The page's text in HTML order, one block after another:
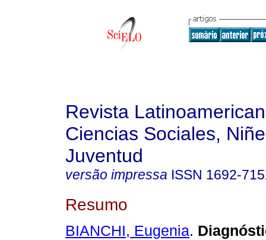
Revista
Ciencias Sociales,
Juventud
versão impressa ISSN 1692-
Resumo
BIANCHI, Eugenia.